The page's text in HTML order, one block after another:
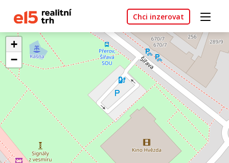
Chci inzerovat
+
−